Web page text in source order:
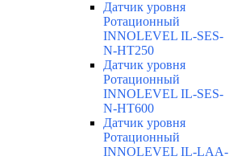
Датчик уровня
Ротационный
INNOLEVEL IL-SES-
N-HT250
Датчик уровня
Ротационный
INNOLEVEL IL-SES-
N-HT600
Датчик уровня
Ротационный
INNOLEVEL IL-LAA-